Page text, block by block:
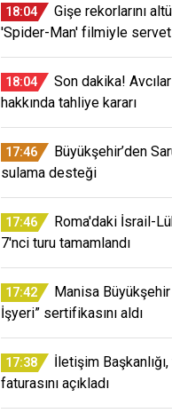
18:04
Gişe rekorlarını
'Spider-Man' filmiyle servet
18:04
Son dakika!
hakkında tahliye kararı
17:46
Büyükşehir’den
sulama desteği
17:46
Roma'daki İsrail-
7'nci turu tamamlandı
17:42
Manisa
İşyeri” sertifikasını aldı
17:38
İletişim
faturasını açıkladı